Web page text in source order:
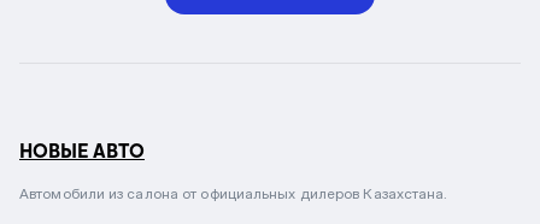
НОВЫЕ АВТО
Автомобили из салона от официальных дилеров Казахстана.